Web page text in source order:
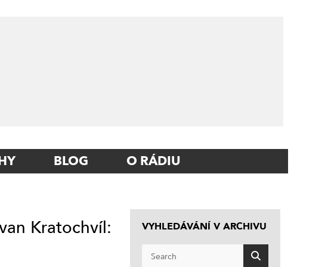
BLOG O RÁDIU
Kratochvíl: VYHLEDÁVÁNÍ V ARCHIVU